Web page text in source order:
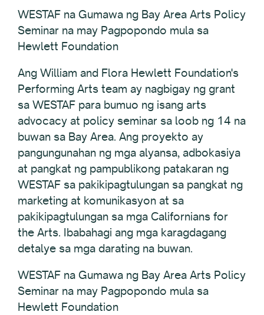
WESTAF na Gumawa ng Bay Area Arts Policy
Seminar na may Pagpopondo mula sa
Hewlett Foundation
Ang William and Flora Hewlett Foundation's
Performing Arts team ay nagbigay ng grant
sa WESTAF para bumuo ng isang arts
advocacy at policy seminar sa loob ng 14 na
buwan sa Bay Area. Ang proyekto ay
pangungunahan ng mga alyansa, adbokasiya
at pangkat ng pampublikong patakaran ng
WESTAF sa pakikipagtulungan sa pangkat ng
marketing at komunikasyon at sa
pakikipagtulungan sa mga Californians for
the Arts. Ibabahagi ang mga karagdagang
detalye sa mga darating na buwan.
WESTAF na Gumawa ng Bay Area Arts Policy
Seminar na may Pagpopondo mula sa
Hewlett Foundation